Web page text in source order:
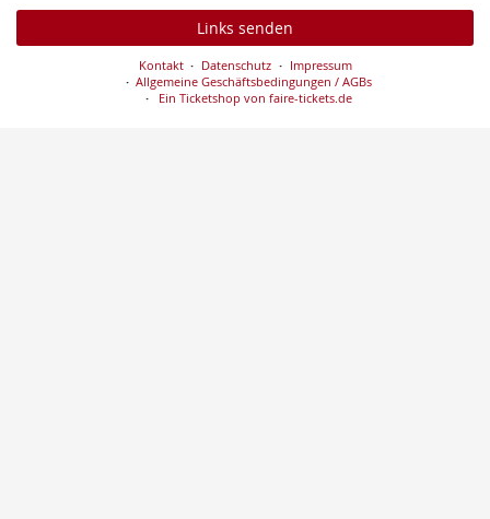
Links senden
Kontakt Datenschutz
Impressum
Allgemeine Geschäftsbedingungen / AGBs
Ein Ticketshop von faire-tickets.de